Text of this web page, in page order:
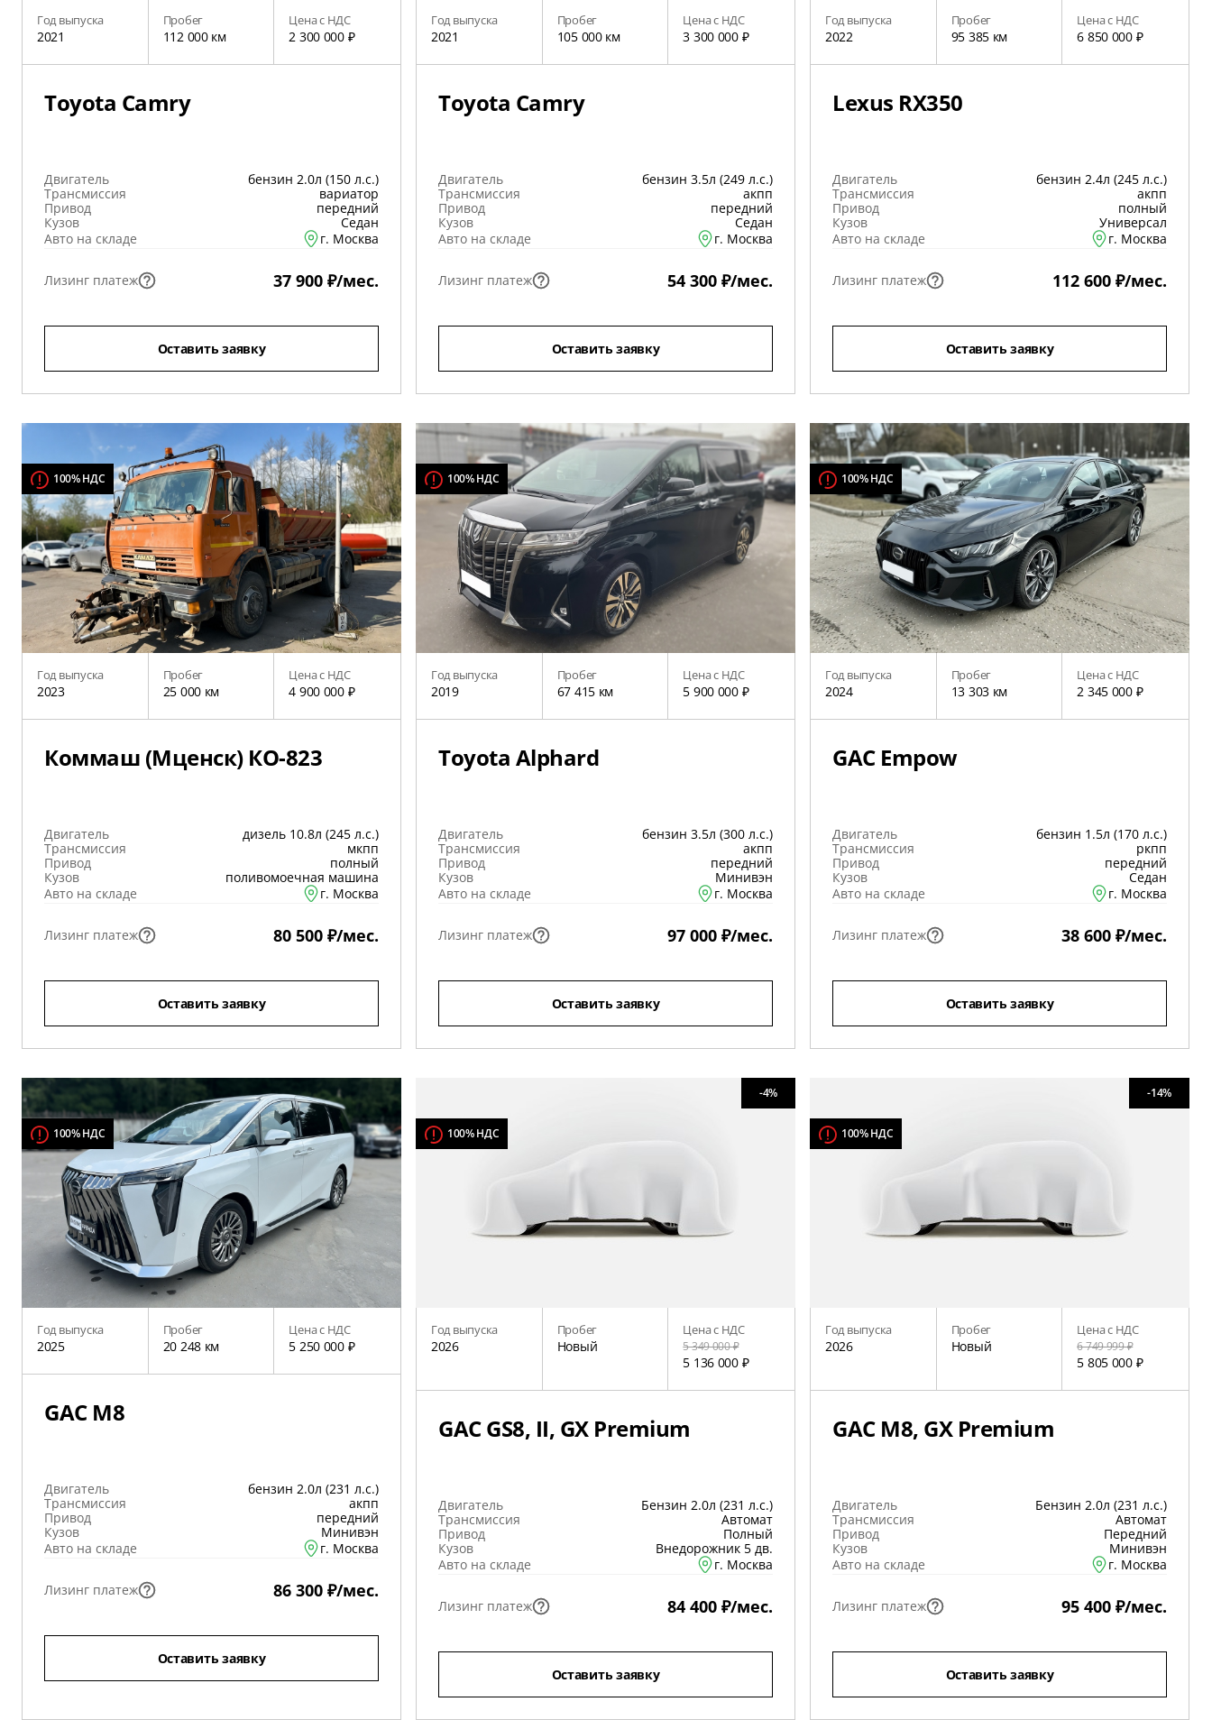
Год выпуска
2021
Пробег
112 000 км
Цена с НДС
2 300 000 ₽
Toyota Camry
Двигатель
бензин 2.0л (150 л.с.)
Трансмиссия
вариатор
Привод
передний
Кузов
Седан
Авто на складе
г. Москва
Лизинг платеж 37 900 ₽/мес.
Оставить заявку
Год выпуска
2021
Пробег
105 000 км
Цена с НДС
3 300 000 ₽
Toyota Camry
Двигатель
бензин 3.5л (249 л.с.)
Трансмиссия
акпп
Привод
передний
Кузов
Седан
Авто на складе
г. Москва
Лизинг платеж 54 300 ₽/мес.
Оставить заявку
Год выпуска
2022
Пробег
95 385 км
Цена с НДС
6 850 000 ₽
Lexus RX350
Двигатель
бензин 2.4л (245 л.с.)
Трансмиссия
акпп
Привод
полный
Кузов
Универсал
Авто на складе
г. Москва
Лизинг платеж 112 600 ₽/мес.
Оставить заявку
100% НДС
Год выпуска
2023
Пробег
25 000 км
Цена с НДС
4 900 000 ₽
Коммаш (Мценск) КО-823
Двигатель
дизель 10.8л (245 л.с.)
Трансмиссия
мкпп
Привод
полный
Кузов
поливомоечная машина
Авто на складе
г. Москва
Лизинг платеж 80 500 ₽/мес.
Оставить заявку
100% НДС
Год выпуска
2019
Пробег
67 415 км
Цена с НДС
5 900 000 ₽
Toyota Alphard
Двигатель
бензин 3.5л (300 л.с.)
Трансмиссия
акпп
Привод
передний
Кузов
Минивэн
Авто на складе
г. Москва
Лизинг платеж 97 000 ₽/мес.
Оставить заявку
100% НДС
Год выпуска
2024
Пробег
13 303 км
Цена с НДС
2 345 000 ₽
GAC Empow
Двигатель
бензин 1.5л (170 л.с.)
Трансмиссия
ркпп
Привод
передний
Кузов
Седан
Авто на складе
г. Москва
Лизинг платеж 38 600 ₽/мес.
Оставить заявку
100% НДС
Год выпуска
2025
Пробег
20 248 км
Цена с НДС
5 250 000 ₽
GAC M8
Двигатель
бензин 2.0л (231 л.с.)
Трансмиссия
акпп
Привод
передний
Кузов
Минивэн
Авто на складе
г. Москва
Лизинг платеж 86 300 ₽/мес.
Оставить заявку
100% НДС
-4%
Год выпуска
2026
Пробег
Новый
Цена с НДС
5 349 000 ₽
5 136 000 ₽
GAC GS8, II, GX Premium
Двигатель
Бензин 2.0л (231 л.с.)
Трансмиссия
Автомат
Привод
Полный
Кузов
Внедорожник 5 дв.
Авто на складе
г. Москва
Лизинг платеж 84 400 ₽/мес.
Оставить заявку
100% НДС
-14%
Год выпуска
2026
Пробег
Новый
Цена с НДС
6 749 999 ₽
5 805 000 ₽
GAC M8, GX Premium
Двигатель
Бензин 2.0л (231 л.с.)
Трансмиссия
Автомат
Привод
Передний
Кузов
Минивэн
Авто на складе
г. Москва
Лизинг платеж 95 400 ₽/мес.
Оставить заявку